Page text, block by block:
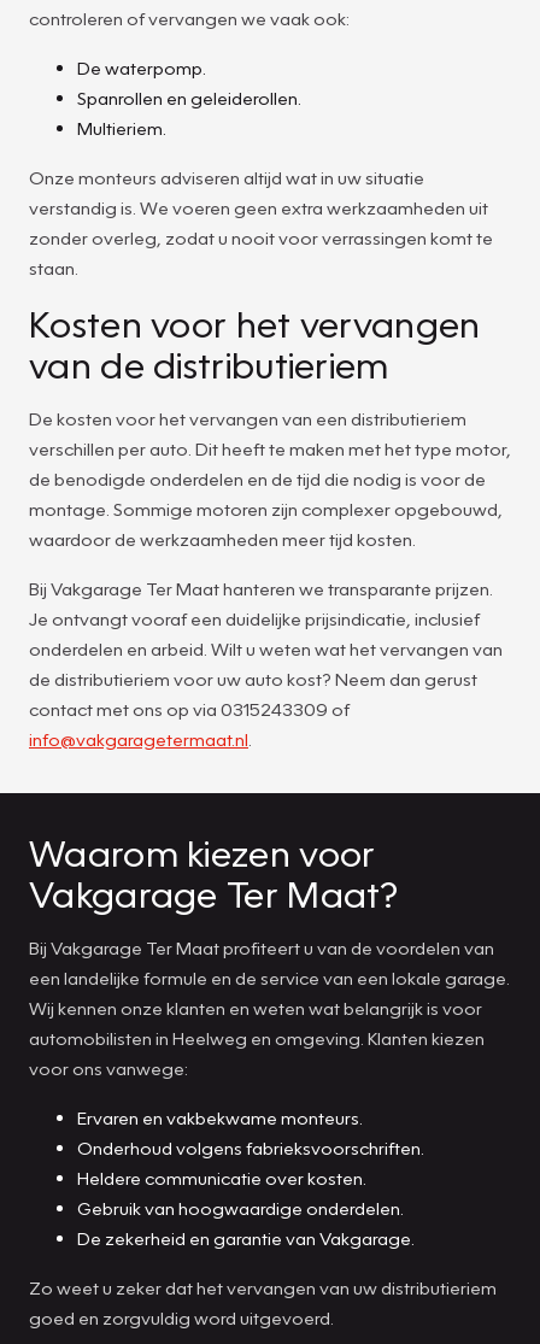
controleren of vervangen we vaak ook:
De waterpomp.
Spanrollen en geleiderollen.
Multieriem.
Onze monteurs adviseren altijd wat in uw situatie
verstandig is. We voeren geen extra werkzaamheden uit
zonder overleg, zodat u nooit voor verrassingen komt te
staan.
Kosten voor het vervangen
van de distributieriem
De kosten voor het vervangen van een distributieriem
verschillen per auto. Dit heeft te maken met het type motor,
de benodigde onderdelen en de tijd die nodig is voor de
montage. Sommige motoren zijn complexer opgebouwd,
waardoor de werkzaamheden meer tijd kosten.
Bij Vakgarage Ter Maat hanteren we transparante prijzen.
Je ontvangt vooraf een duidelijke prijsindicatie, inclusief
onderdelen en arbeid. Wilt u weten wat het vervangen van
de distributieriem voor uw auto kost? Neem dan gerust
contact met ons op via 0315243309 of
info@vakgaragetermaat.nl
Waarom kiezen voor
Vakgarage Ter Maat?
Bij Vakgarage Ter Maat profiteert u van de voordelen van
een landelijke formule en de service van een lokale garage.
Wij kennen onze klanten en weten wat belangrijk is voor
automobilisten in Heelweg en omgeving. Klanten kiezen
voor ons vanwege:
Ervaren en vakbekwame monteurs.
Onderhoud volgens fabrieksvoorschriften.
Heldere communicatie over kosten.
Gebruik van hoogwaardige onderdelen.
De zekerheid en garantie van Vakgarage.
Zo weet u zeker dat het vervangen van uw distributieriem
goed en zorgvuldig word uitgevoerd.